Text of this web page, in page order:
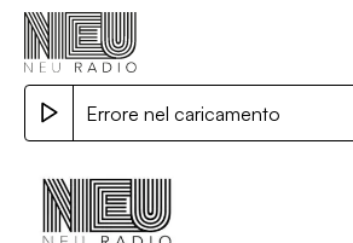
Errore nel caricamento